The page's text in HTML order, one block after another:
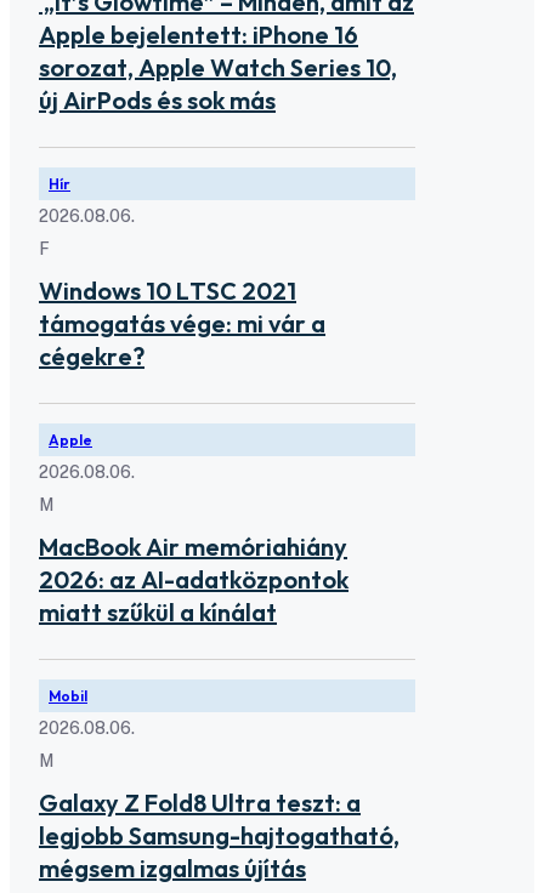
Apple bejelentett: iPhone 16
sorozat, Apple Watch Series 10,
új AirPods és sok más
Hír
2026.08.06.
F
Windows 10 LTSC 2021
támogatás vége: mi vár a
cégekre?
Apple
2026.08.06.
M
MacBook Air memóriahiány
2026: az AI-adatközpontok
miatt szűkül a kínálat
Mobil
2026.08.06.
M
Galaxy Z Fold8 Ultra teszt: a
legjobb Samsung-hajtogatható,
mégsem izgalmas újítás